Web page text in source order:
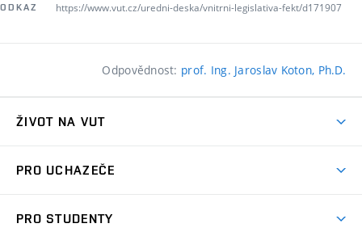
ODKAZ https://www.vut.cz/uredni-deska/vnitrni-legislativa-fekt/d171907
Odpovědnost: prof. Ing. Jaroslav Koton, Ph.D.
ŽIVOT NA VUT
Koleje
PRO UCHAZEČE
PRO STUDENTY